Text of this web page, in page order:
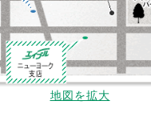
地図を拡大